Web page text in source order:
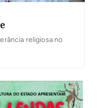
religiosa no